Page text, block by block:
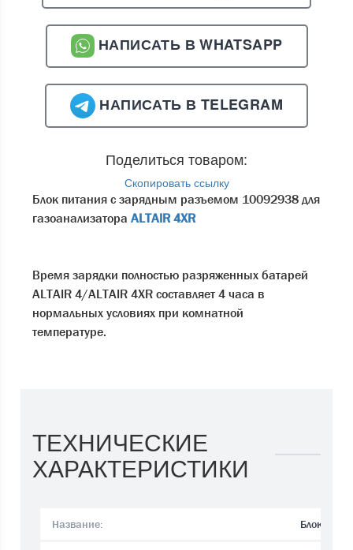
НАПИСАТЬ В WHATSAPP
НАПИСАТЬ В TELEGRAM
Поделиться товаром:
Скопировать ссылку
Блок питания с зарядным разъемом 10092938 для
газоанализатораALTAIR 4XR
Время зарядки полностью разряженных батарей
ALTAIR 4/ALTAIR 4XR составляет 4 часа в
нормальных условиях при комнатной
температуре.
ТЕХНИЧЕСКИЕ
ХАРАКТЕРИСТИКИ
Название: Блок